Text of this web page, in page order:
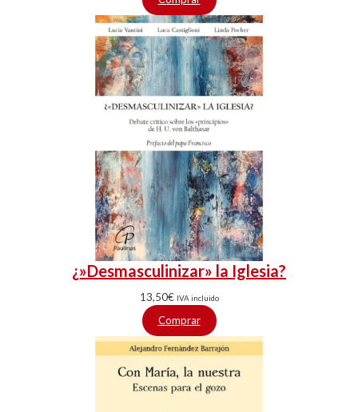
¿»Desmasculinizar» la Iglesia?
13,50€ IVA incluido
Comprar